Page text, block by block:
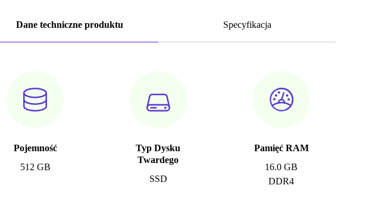
Dane techniczne produktu Specyfikacja
Pojemność
512 GB
Typ Dysku
Twardego
SSD
Pamięć RAM
16.0 GB
DDR4